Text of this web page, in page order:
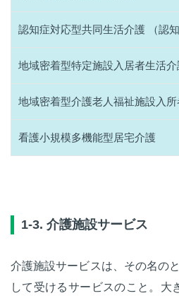
認知症対応型共同生活介護 （認
地域密着型特定施設入居者生活介
地域密着型介護老人福祉施設入
看護小規模多機能型居宅介護
1-3. 介護施設サービス
介護施設サービスは、その名の
して受けるサービスのこと。大